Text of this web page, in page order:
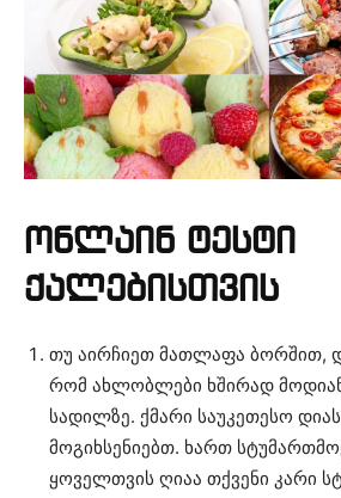
ონლაინ ტესტი
ქალებისთვის
თუ აირჩიეთ მათლაფა ბორშით,
რომ ახლობლები ხშირად
სადილზე. ქმარი საუკეთესო
მოგიხსენიებთ. ხართ
ყოველთვის ღიაა თქვენი კარი